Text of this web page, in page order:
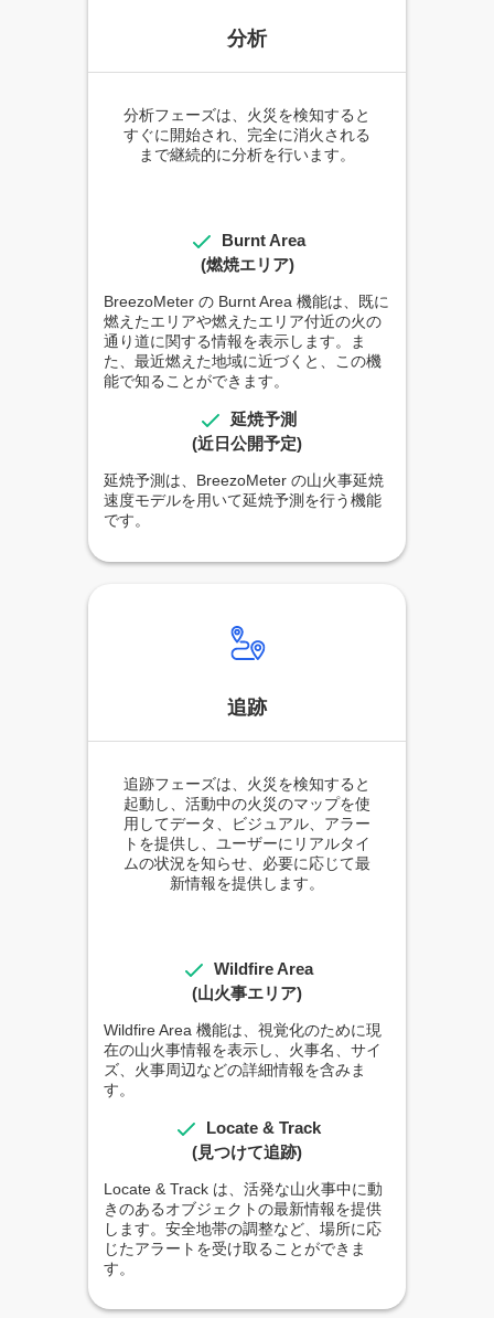
分析
分析フェーズは、火災を検知すると
すぐに開始され、完全に消火される
まで継続的に分析を行います。
Burnt Area
(燃焼エリア)
BreezoMeter の Burnt Area 機能は、既に
燃えたエリアや燃えたエリア付近の火の
通り道に関する情報を表示します。ま
た、最近燃えた地域に近づくと、この機
能で知ることができます。
延焼予測
(近日公開予定)
延焼予測は、BreezoMeter の山火事延焼
速度モデルを用いて延焼予測を行う機能
です。
追跡
追跡フェーズは、火災を検知すると
起動し、活動中の火災のマップを使
用してデータ、ビジュアル、アラー
トを提供し、ユーザーにリアルタイ
ムの状況を知らせ、必要に応じて最
新情報を提供します。
Wildfire Area
(山火事エリア)
Wildfire Area 機能は、視覚化のために現
在の山火事情報を表示し、火事名、サイ
ズ、火事周辺などの詳細情報を含みま
す。
Locate & Track
(見つけて追跡)
Locate & Track は、活発な山火事中に動
きのあるオブジェクトの最新情報を提供
します。安全地帯の調整など、場所に応
じたアラートを受け取ることができま
す。